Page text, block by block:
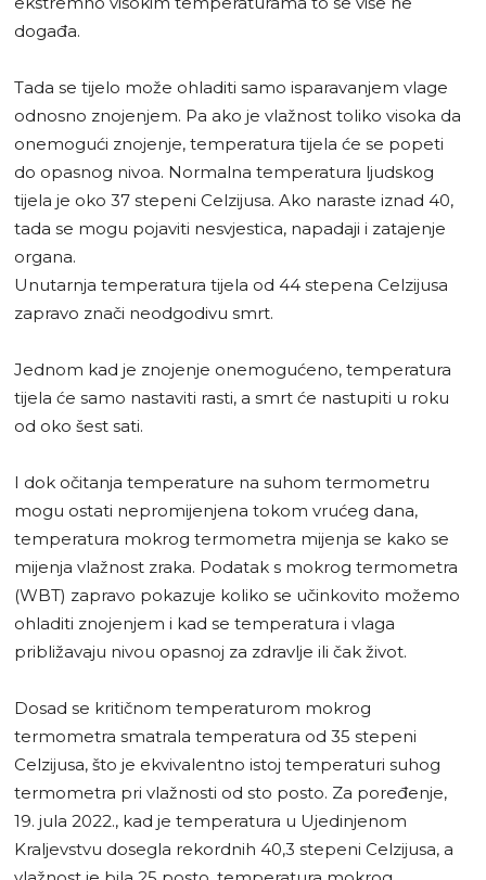
događa.
Tada se tijelo može ohladiti samo isparavanjem vlage
odnosno znojenjem. Pa ako je vlažnost toliko visoka da
onemogući znojenje, temperatura tijela će se popeti
do opasnog nivoa. Normalna temperatura ljudskog
tijela je oko 37 stepeni Celzijusa. Ako naraste iznad 40,
tada se mogu pojaviti nesvjestica, napadaji i zatajenje
organa.
Unutarnja temperatura tijela od 44 stepena Celzijusa
zapravo znači neodgodivu smrt.
Jednom kad je znojenje onemogućeno, temperatura
tijela će samo nastaviti rasti, a smrt će nastupiti u roku
od oko šest sati.
I dok očitanja temperature na suhom termometru
mogu ostati nepromijenjena tokom vrućeg dana,
temperatura mokrog termometra mijenja se kako se
mijenja vlažnost zraka. Podatak s mokrog termometra
(WBT) zapravo pokazuje koliko se učinkovito možemo
ohladiti znojenjem i kad se temperatura i vlaga
približavaju nivou opasnoj za zdravlje ili čak život.
Dosad se kritičnom temperaturom mokrog
termometra smatrala temperatura od 35 stepeni
Celzijusa, što je ekvivalentno istoj temperaturi suhog
termometra pri vlažnosti od sto posto. Za poređenje,
19. jula 2022., kad je temperatura u Ujedinjenom
Kraljevstvu dosegla rekordnih 40,3 stepeni Celzijusa, a